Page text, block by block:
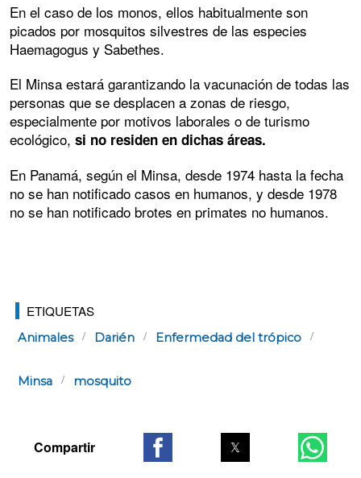
En el caso de los monos, ellos habitualmente son
picados por mosquitos silvestres de las especies
Haemagogus y Sabethes.
El Minsa estará garantizando la vacunación de todas las
personas que se desplacen a zonas de riesgo,
especialmente por motivos laborales o de turismo
ecológico, si no residen en dichas áreas.
En Panamá, según el Minsa, desde 1974 hasta la fecha
no se han notificado casos en humanos, y desde 1978
no se han notificado brotes en primates no humanos.
ETIQUETAS
Animales Darién Enfermedad del trópico
Minsa mosquito